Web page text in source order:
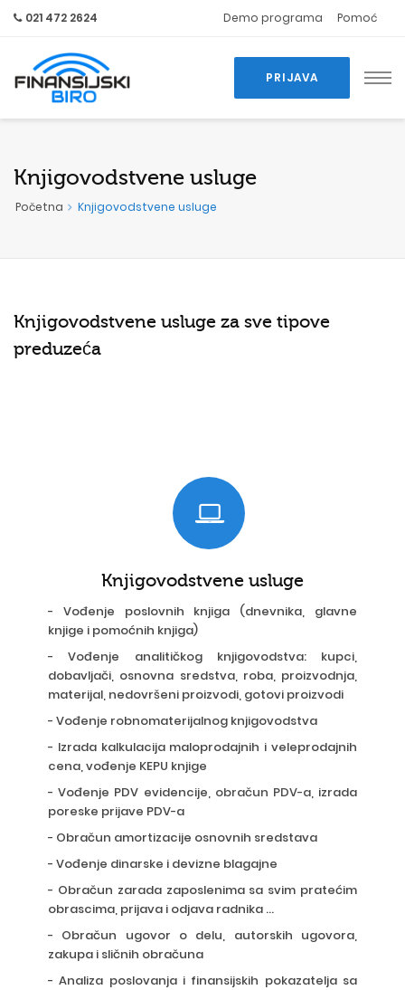
021 472 2624 Demo programa Pomoć
PRIJAVA
Knjigovodstvene usluge
Početna Knjigovodstvene usluge
Knjigovodstvene usluge za sve tipove
preduzeća
Knjigovodstvene usluge
- Vođenje poslovnih knjiga (dnevnika, glavne
knjige i pomoćnih knjiga)
- Vođenje analitičkog knjigovodstva: kupci,
dobavljači, osnovna sredstva, roba, proizvodnja,
materijal, nedovršeni proizvodi, gotovi proizvodi
- Vođenje robnomaterijalnog knjigovodstva
- Izrada kalkulacija maloprodajnih i veleprodajnih
cena, vođenje KEPU knjige
- Vođenje PDV evidencije, obračun PDV-a, izrada
poreske prijave PDV-a
- Obračun amortizacije osnovnih sredstava
- Vođenje dinarske i devizne blagajne
- Obračun zarada zaposlenima sa svim pratećim
obrascima, prijava i odjava radnika ...
- Obračun ugovor o delu, autorskih ugovora,
zakupa i sličnih obračuna
- Analiza poslovanja i finansijskih pokazatelja sa